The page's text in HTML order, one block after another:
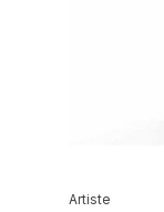
Artiste